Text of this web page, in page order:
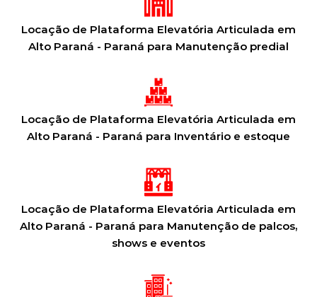
Locação de Plataforma Elevatória Articulada em
Alto Paraná - Paraná para Manutenção predial
Locação de Plataforma Elevatória Articulada em
Alto Paraná - Paraná para Inventário e estoque
Locação de Plataforma Elevatória Articulada em
Alto Paraná - Paraná para Manutenção de palcos,
shows e eventos